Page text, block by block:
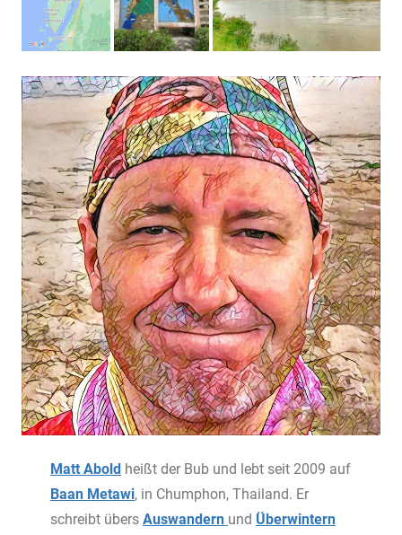
Matt Abold heißt der Bub und lebt seit 2009 auf
Baan Metawi, in Chumphon, Thailand. Er
schreibt übers Auswandern und Überwintern